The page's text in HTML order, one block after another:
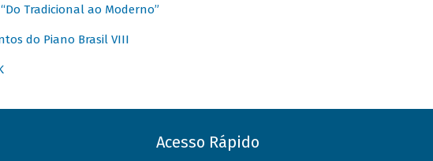
Tradicional ao Moderno”
do Piano Brasil VIII
Acesso Rápido